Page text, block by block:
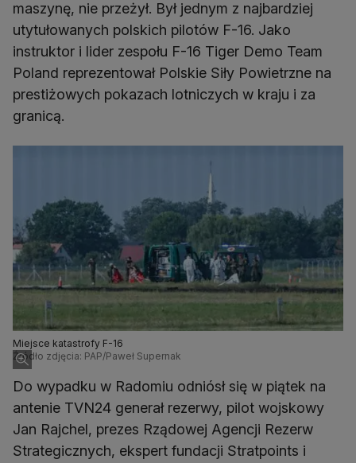
maszynę, nie przeżył. Był jednym z najbardziej
utytułowanych polskich pilotów F-16. Jako
instruktor i lider zespołu F-16 Tiger Demo Team
Poland reprezentował Polskie Siły Powietrzne na
prestiżowych pokazach lotniczych w kraju i za
granicą.
Miejsce katastrofy F-16
Źródło zdjęcia: PAP/Paweł Supernak
Do wypadku w Radomiu odniósł się w piątek na
antenie TVN24 generał rezerwy, pilot wojskowy
Jan Rajchel, prezes Rządowej Agencji Rezerw
Strategicznych, ekspert fundacji Stratpoints i